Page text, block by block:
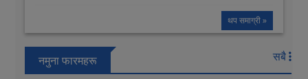
थप समाग्री »
नमुना फारमहरू सबै